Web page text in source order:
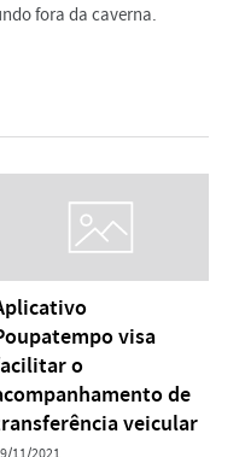
fora da caverna.
visa
o
de
veicular